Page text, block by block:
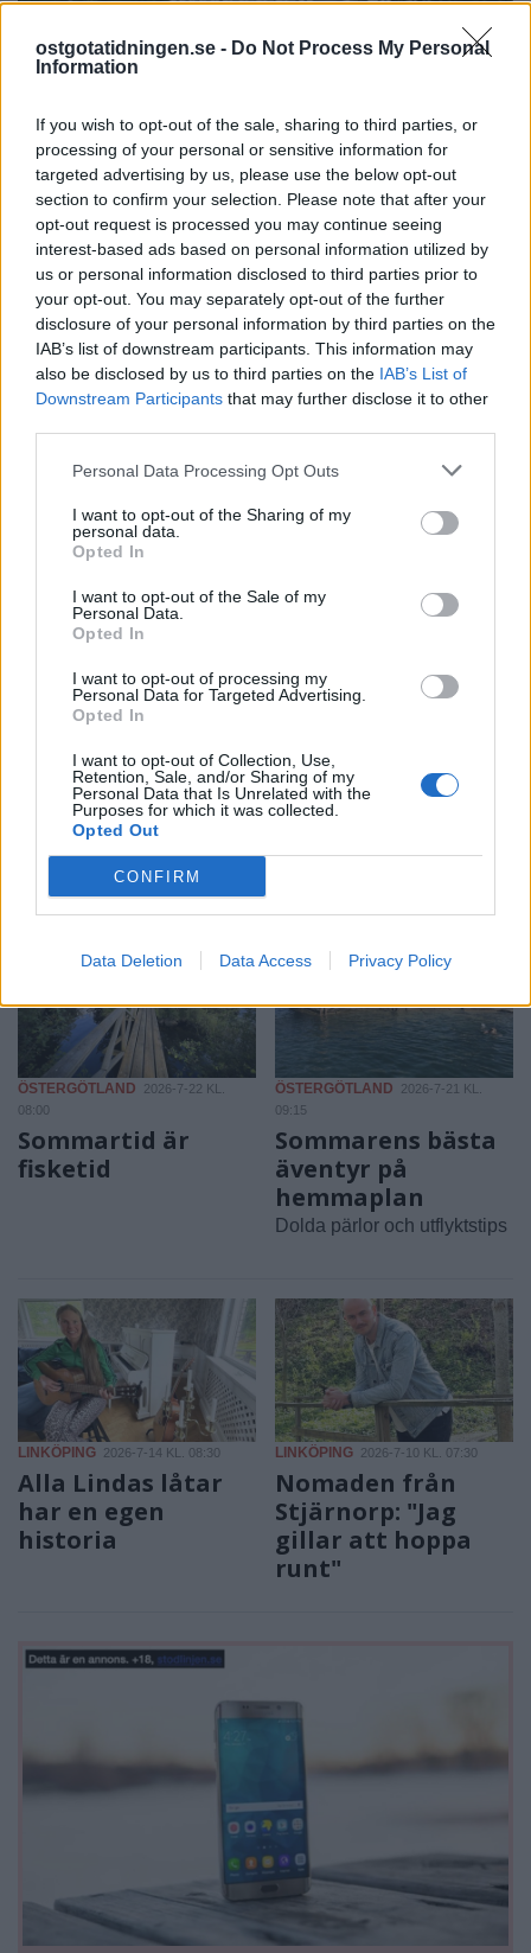
ostgotatidningen.se - Do Not Process My Personal
Information
If you wish to opt-out of the sale, sharing to third parties, or
processing of your personal or sensitive information for
targeted advertising by us, please use the below opt-out
section to confirm your selection. Please note that after your
opt-out request is processed you may continue seeing
interest-based ads based on personal information utilized by
us or personal information disclosed to third parties prior to
your opt-out. You may separately opt-out of the further
disclosure of your personal information by third parties on the
IAB’s list of downstream participants. This information may
also be disclosed by us to third parties on the IAB’s List of
Downstream Participants that may further disclose it to other
Personal Data Processing Opt Outs
I want to opt-out of the Sharing of my
personal data.
Opted In
I want to opt-out of the Sale of my
Personal Data.
Opted In
I want to opt-out of processing my
Personal Data for Targeted Advertising.
Opted In
I want to opt-out of Collection, Use,
Retention, Sale, and/or Sharing of my
Personal Data that Is Unrelated with the
Purposes for which it was collected.
Opted Out
CONFIRM
Data Deletion Data Access Privacy Policy
PÅ STARTSIDAN JUST NU
LINKÖPING 2026-8-4 KL. 17:27
Vågar du testa glass
som smakar mesost
eller whiskey?
ÖSTERGÖTLAND
2026-7-22 KL.
08:00
Sommartid är
fisketid
ÖSTERGÖTLAND
2026-7-21 KL.
09:15
Sommarens bästa
äventyr på
hemmaplan
Dolda pärlor och utflyktstips
LINKÖPING 2026-7-14 KL. 08:30
Alla Lindas låtar
har en egen
historia
LINKÖPING 2026-7-10 KL. 07:30
Nomaden från
Stjärnorp: "Jag
gillar att hoppa
runt"